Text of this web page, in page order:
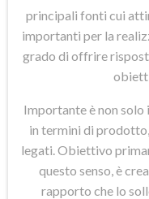
principali fonti cui
importanti per la
grado di offrire
Importante è non solo
in termini di
legati. Obiettivo
questo senso, è
rapporto che lo